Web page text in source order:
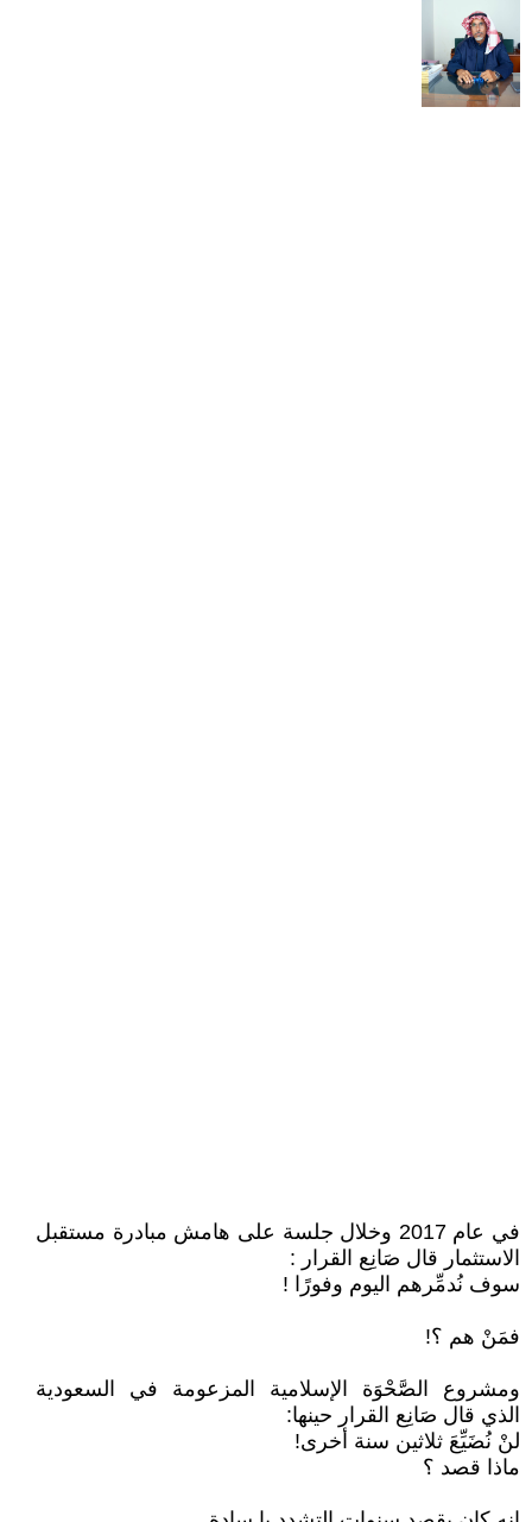
في عام 2017 وخلال جلسة على هامش مبادرة مستقبل
الاستثمار قال صَانِع القرار :
سوف نُدمِّرهم اليوم وفورًا !
فمَنْ هم ؟!
ومشروع الصَّحْوَة الإسلامية المزعومة في السعودية
الذي قال صَانِع القرار حينها:
لنْ نُضَيِّعَ ثلاثين سنة أخرى!
ماذا قصد ؟